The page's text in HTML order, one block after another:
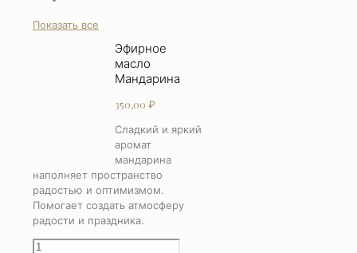
Показать все
Эфирное
масло
Мандарина
350,00₽
Сладкий и яркий
аромат
мандарина
наполняет пространство
радостью и оптимизмом.
Помогает создать атмосферу
радости и праздника.
Количество